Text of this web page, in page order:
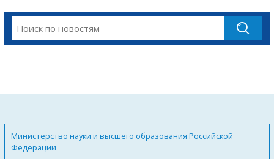
Министерство науки и высшего образования Российской
Федерации